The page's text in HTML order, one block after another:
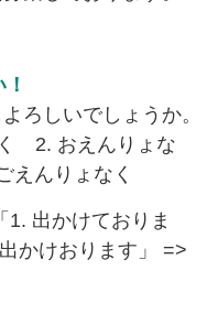
ろしいでしょうか。
2. おえんりょな
えんりょなく
1. 出かけておりま
けおります」 =>